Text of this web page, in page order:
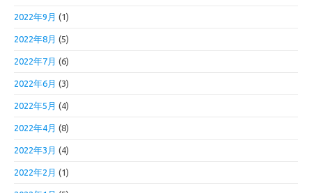
2022年9月 (1)
2022年8月 (5)
2022年7月 (6)
2022年6月 (3)
2022年5月 (4)
2022年4月 (8)
2022年3月 (4)
2022年2月 (1)